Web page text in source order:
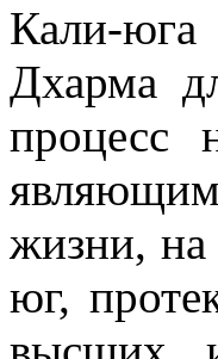
Кали-
Дхарма
процесс
жизни, на
юг,